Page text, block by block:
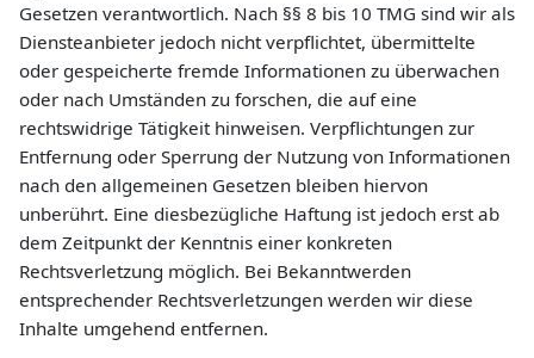
Gesetzen verantwortlich. Nach §§ 8 bis 10 TMG sind wir als
Diensteanbieter jedoch nicht verpflichtet, übermittelte
oder gespeicherte fremde Informationen zu überwachen
oder nach Umständen zu forschen, die auf eine
rechtswidrige Tätigkeit hinweisen. Verpflichtungen zur
Entfernung oder Sperrung der Nutzung von Informationen
nach den allgemeinen Gesetzen bleiben hiervon
unberührt. Eine diesbezügliche Haftung ist jedoch erst ab
dem Zeitpunkt der Kenntnis einer konkreten
Rechtsverletzung möglich. Bei Bekanntwerden
entsprechender Rechtsverletzungen werden wir diese
Inhalte umgehend entfernen.